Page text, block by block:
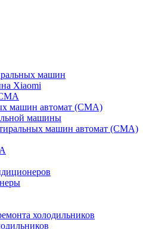
машин
Xiaomi
СМА
машин автомат (СМА)
машины
машин автомат (СМА)
холодильников